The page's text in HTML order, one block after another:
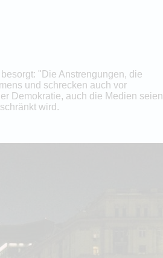
"Die Anstrengungen, die
und schrecken auch vor
Demokratie, auch die Medien seien
wird.